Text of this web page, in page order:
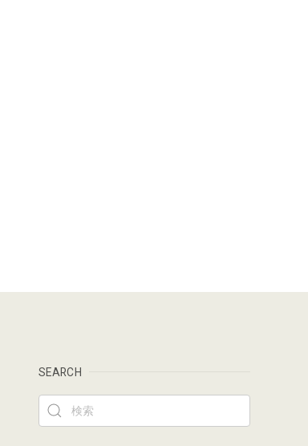
SEARCH